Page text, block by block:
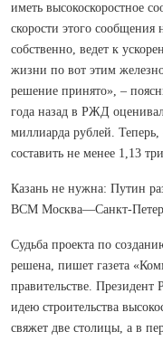
иметь высокоскоростное
скорости этого
собственно, ведет к
жизни по вот этим
решение принято», –
года назад в РЖД
миллиарда рублей.
составить не менее 1,13
Казань не нужна: Путин
ВСМ Москва—Санкт-
Судьба проекта по
решена, пишет газета
правительстве.
идею строительства
свяжет две столицы, а в